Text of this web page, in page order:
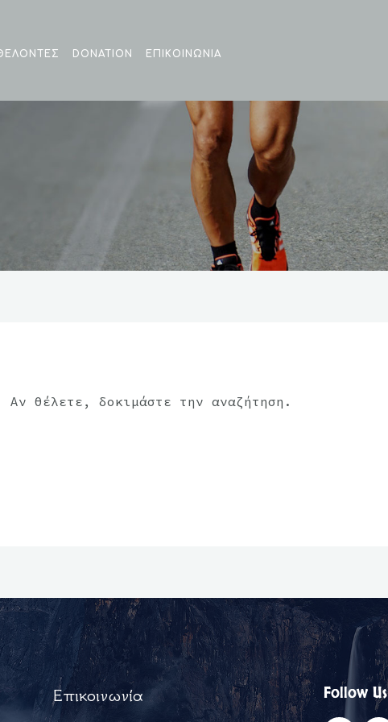
DONATION ΕΠΙΚΟΙΝΩΝΙΑ
θέλετε, δοκιμάστε την αναζήτηση.
Επικοινωνία Follow Us